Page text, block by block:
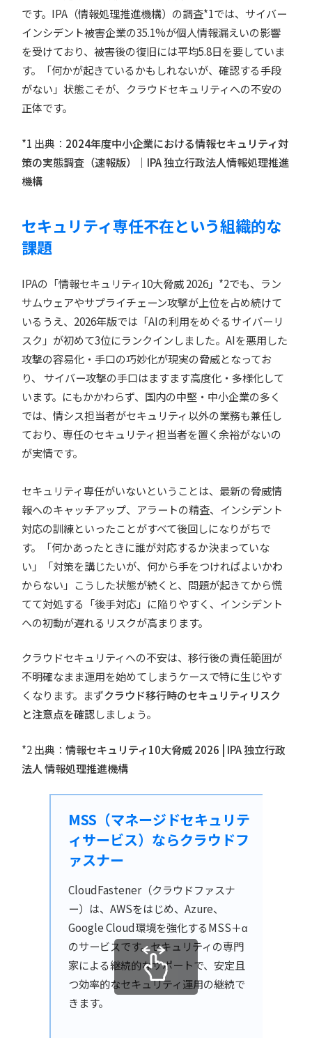
です。IPA（情報処理推進機構）の調査*1では、サイバー
インシデント被害企業の35.1%が個人情報漏えいの影響
を受けており、被害後の復旧には平均5.8日を要していま
す。「何かが起きているかもしれないが、確認する手段
がない」状態こそが、クラウドセキュリティへの不安の
正体です。
*1 出典： 2024年度中小企業における情報セキュリティ対
策の実態調査（速報版）｜IPA 独立行政法人情報処理推進
機構
セキュリティ専任不在という組織的な
課題
IPAの「情報セキュリティ10大脅威 2026」*2でも、ラン
サムウェアやサプライチェーン攻撃が上位を占め続けて
いるうえ、2026年版では「AIの利用をめぐるサイバーリ
スク」が初めて3位にランクインしました。AIを悪用した
攻撃の容易化・手口の巧妙化が現実の脅威となってお
り、 サイバー攻撃の手口はますます高度化・多様化して
います。にもかかわらず、国内の中堅・中小企業の多く
では、情シス担当者がセキュリティ以外の業務も兼任し
ており、専任のセキュリティ担当者を置く余裕がないの
が実情です。
セキュリティ専任がいないということは、最新の脅威情
報へのキャッチアップ、アラートの精査、インシデント
対応の訓練といったことがすべて後回しになりがちで
す。「何かあったときに誰が対応するか決まっていな
い」「対策を講じたいが、何から手をつければよいかわ
からない」こうした状態が続くと、問題が起きてから慌
てて対処する「後手対応」に陥りやすく、インシデント
への初動が遅れるリスクが高まります。
クラウドセキュリティへの不安は、移行後の責任範囲が
不明確なまま運用を始めてしまうケースで特に生じやす
くなります。まずクラウド移行時のセキュリティリスク
と注意点を確認しましょう。
*2 出典：情報セキュリティ10大脅威 2026 | IPA 独立行政
法人 情報処理推進機構
MSS（マネージドセキュリテ
ィサービス）ならクラウドフ
ァスナー
CloudFastener（クラウドファスナ
ー）は、AWSをはじめ、Azure、
Google Cloud環境を強化するMSS＋α
のサービスです。セキュリティの専門
家による継続的なサポートで、安定且
つ効率的なセキュリティ運用の継続で
きます。